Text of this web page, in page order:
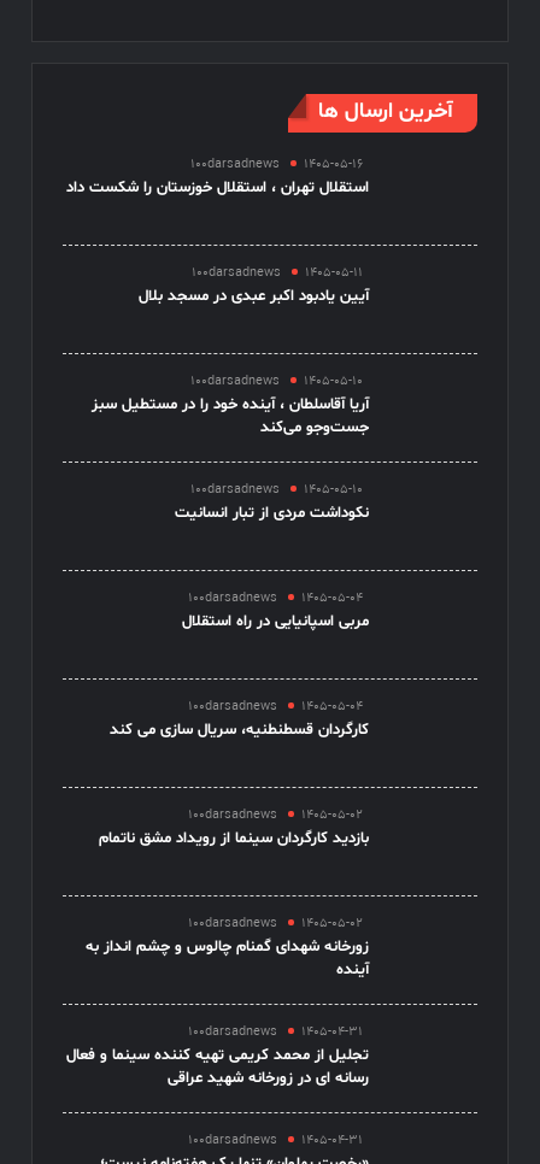
آخرین ارسال ها
100darsadnews 1405-05-16
استقلال تهران ، استقلال خوزستان را شکست داد
100darsadnews 1405-05-11
آیین یادبود اکبر عبدی در مسجد بلال
100darsadnews 1405-05-10
آریا آقاسلطان ، آینده خود را در مستطیل سبز
جست‌وجو می‌کند
100darsadnews 1405-05-10
نکوداشت مردی از تبار انسانیت
100darsadnews 1405-05-04
مربی اسپانیایی در راه استقلال
100darsadnews 1405-05-04
کارگردان قسطنطنیه، سریال سازی می کند
100darsadnews 1405-05-02
بازدید کارگردان سینما از رویداد مشق ناتمام
100darsadnews 1405-05-02
زورخانه شهدای گمنام چالوس و چشم انداز به
آینده
100darsadnews 1405-04-31
تجلیل از محمد کریمی تهیه کننده سینما و فعال
رسانه ای در زورخانه شهید عراقی
100darsadnews 1405-04-31